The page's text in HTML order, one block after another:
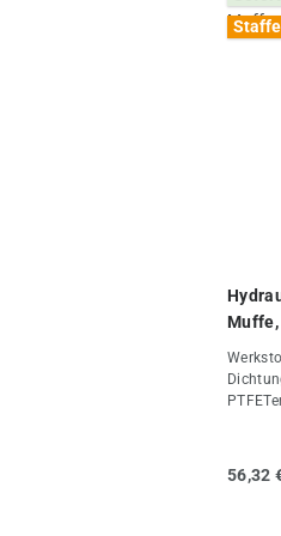
PT
(ISO)
Muffe,
auch
56,32